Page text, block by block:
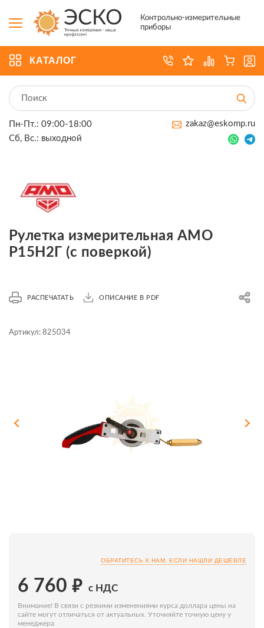
Контрольно-измерительные
приборы
КАТАЛОГ
Пн-Пт.: 09:00-18:00
Сб, Вс.: выходной
zakaz@eskomp.ru
Рулетка измерительная AMO
Р15Н2Г (с поверкой)
РАСПЕЧАТАТЬ ОПИСАНИЕ В PDF
Артикул: 825034
ОБРАТИТЕСЬ К НАМ, ЕСЛИ НАШЛИ ДЕШЕВЛЕ
6 760 ₽ с НДС
Внимание! В связи с резкими изменениями курса доллара цены на
сайте могут отличаться от актуальных. Уточняйте точную цену у
менеджера